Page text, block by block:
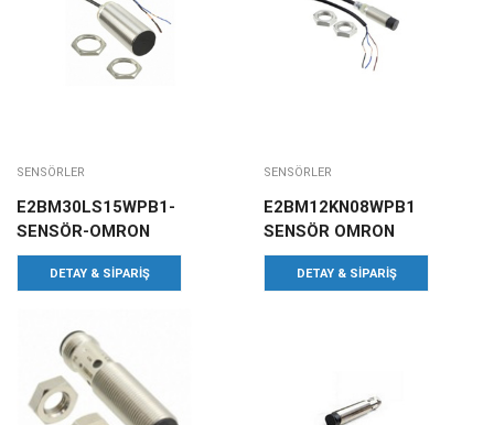
SENSÖRLER
E2BM30LS15WPB1-
SENSÖR-OMRON
DETAY & SIPARIŞ
SENSÖRLER
E2BM12KN08WPB1
SENSÖR OMRON
DETAY & SIPARIŞ